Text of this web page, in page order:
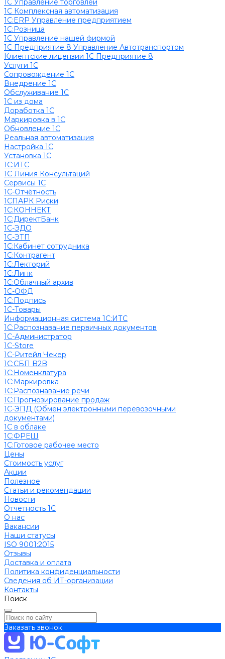
1С Управление торговлей
1С Комплексная автоматизация
1С:ERP Управление предприятием
1С:Розница
1С Управление нашей фирмой
1С Предприятие 8 Управление Автотранспортом
Клиентские лицензии 1С Предприятие 8
Услуги 1С
Сопровождение 1С
Внедрение 1С
Обслуживание 1С
1С из дома
Доработка 1С
Маркировка в 1С
Обновление 1С
Реальная автоматизация
Настройка 1С
Установка 1С
1С:ИТС
1С Линия Консультаций
Сервисы 1С
1С-Отчётность
1СПАРК Риски
1С:КОННЕКТ
1С:ДиректБанк
1С-ЭДО
1С-ЭТП
1С:Кабинет сотрудника
1С:Контрагент
1С:Лекторий
1С:Линк
1С:Облачный архив
1С-ОФД
1С:Подпись
1С-Товары
Информационная система 1С:ИТС
1С:Распознавание первичных документов
1С-Администратор
1С-Store
1С-Ритейл Чекер
1С:СБП B2B
1С:Номенклатура
1С:Маркировка
1С:Распознавание речи
1С:Прогнозирование продаж
1С-ЭПД (Обмен электронными перевозочными
документами)
1С в облаке
1С:ФРЕШ
1C:Готовое рабочее место
Цены
Стоимость услуг
Акции
Полезное
Cтатьи и рекомендации
Новости
Отчетность 1С
О нас
Вакансии
Наши статусы
ISO 9001:2015
Отзывы
Доставка и оплата
Политика конфиденциальности
Сведения об ИТ-организации
Контакты
Поиск
Заказать звонок